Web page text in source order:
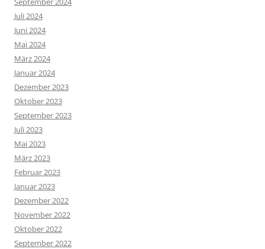
Juli 2024
Juni 2024
Mai 2024
März 2024
Januar 2024
Dezember 2023
Oktober 2023
September 2023
Juli 2023
Mai 2023
März 2023
Februar 2023
Januar 2023
Dezember 2022
November 2022
Oktober 2022
September 2022